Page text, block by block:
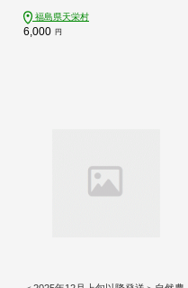
福島県天栄村
6,000 円